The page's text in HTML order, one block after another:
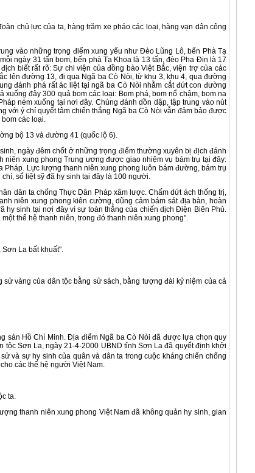
chủ lực của ta, hàng trăm xe pháo các loại, hàng vạn dân công
vào những trọng điểm xung yếu như Đèo Lũng Lô, bến Phà Tạ
ngày 31 tấn bom, bến phà Tạ Khoa là 13 tấn, đèo Pha Đin là 17
biết rất rõ: Sự chi viện của đồng bào Việt Bắc, viện trợ của các
lên đường 13, đi qua Ngã ba Cò Nòi, từ khu 3, khu 4, qua đường
đánh phá rất ác liệt tại ngã ba Cò Nòi nhằm cắt đứt con đường
đây 300 quả bom các loại: Bom phá, bom nổ chậm, bom na
ném xuống tại nơi đây. Chúng đánh dồn dập, tập trung vào nút
với ý chí quyết tâm chiến thắng Ngã ba Cò Nòi vẫn đảm bảo được
các loại.
bộ 13 và đường 41 (quốc lộ 6).
ngày đêm chốt ở những trọng điểm thường xuyên bị địch đánh
xung phong Trung ương được giao nhiệm vụ bám trụ tại đây:
Lực lượng thanh niên xung phong luôn bám đường, bám trụ
số liệt sỹ đã hy sinh tại đây là 100 người.
dân ta chống Thực Dân Pháp xâm lược. Chấm dứt ách thống trị,
niên xung phong kiên cường, dũng cảm bám sát địa bàn, hoàn
hy sinh tại nơi đây vì sự toàn thắng của chiến dịch Điện Biên Phủ.
thế hệ thanh niên, trong đó thanh niên xung phong".
La bất khuất".
vàng của dân tộc bằng sử sách, bằng tượng đài kỷ niệm của cả
Hồ Chí Minh. Địa điểm Ngã ba Cò Nòi đã được lựa chọn quy
Sơn La, ngày 21-4-2000 UBND tỉnh Sơn La đã quyết định khởi
và sự hy sinh của quân và dân ta trong cuộc kháng chiến chống
các thế hệ người Việt Nam.
ta.
thanh niên xung phong Việt Nam đã không quản hy sinh, gian